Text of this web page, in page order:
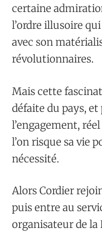
certaine
l’ordre illusoire qui
avec son
révolutionnaires.
Mais cette
défaite du pays,
l’engagement,
l’on risque sa vie
nécessité.
Alors Cordier
puis entre au
organisateur de